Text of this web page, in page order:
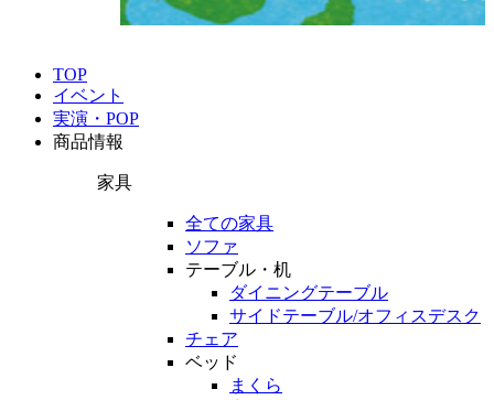
TOP
イベント
実演・POP
商品情報
家具
全ての家具
ソファ
テーブル・机
ダイニングテーブル
サイドテーブル/オフィスデスク
チェア
ベッド
まくら